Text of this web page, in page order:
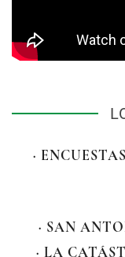
·
· SAN
· LA